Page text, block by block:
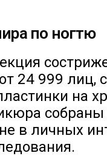
по ногтю
24 999 лиц,
на
собраны
в личных